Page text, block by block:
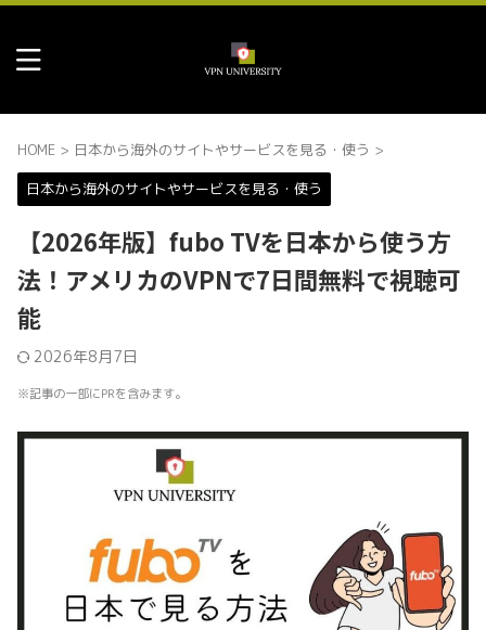
HOME > 日本から海外のサイトやサービスを見る・使う >
日本から海外のサイトやサービスを見る・使う
【2026年版】fubo TVを日本から使う方
法！アメリカのVPNで7日間無料で視聴可
能
2026年8月7日
※記事の一部にPRを含みます。